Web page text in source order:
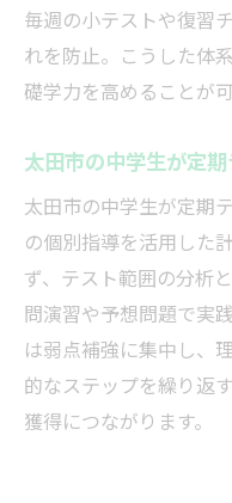
毎週の小テストや復習
れを防止。こうした体
礎学力を高めることが可
太田市の中学生が定
太田市の中学生が定期
の個別指導を活用した
ず、テスト範囲の分析
問演習や予想問題で実
は弱点補強に集中し、
的なステップを繰り返
獲得につながります。